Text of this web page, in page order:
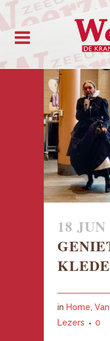
18 JUN
in Home, Van
Lezers
0